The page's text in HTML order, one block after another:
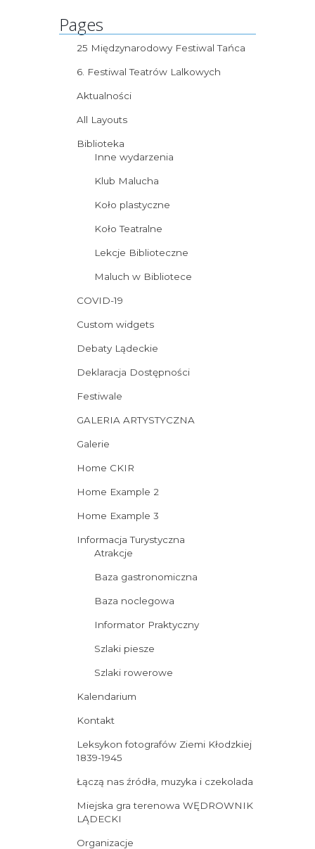
Pages
25 Międzynarodowy Festiwal Tańca
6. Festiwal Teatrów Lalkowych
Aktualności
All Layouts
Biblioteka
Inne wydarzenia
Klub Malucha
Koło plastyczne
Koło Teatralne
Lekcje Biblioteczne
Maluch w Bibliotece
COVID-19
Custom widgets
Debaty Lądeckie
Deklaracja Dostępności
Festiwale
GALERIA ARTYSTYCZNA
Galerie
Home CKIR
Home Example 2
Home Example 3
Informacja Turystyczna
Atrakcje
Baza gastronomiczna
Baza noclegowa
Informator Praktyczny
Szlaki piesze
Szlaki rowerowe
Kalendarium
Kontakt
Leksykon fotografów Ziemi Kłodzkiej
1839-1945
Łączą nas źródła, muzyka i czekolada
Miejska gra terenowa WĘDROWNIK
LĄDECKI
Organizacje